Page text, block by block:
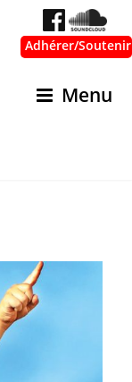
Menu
Adhérer/Soutenir